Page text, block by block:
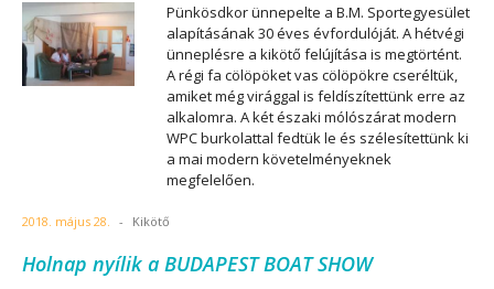
Pünkösdkor ünnepelte a B.M. Sportegyesület
alapításának 30 éves évfordulóját. A hétvégi
ünneplésre a kikötő felújítása is megtörtént.
A régi fa cölöpöket vas cölöpökre cseréltük,
amiket még virággal is feldíszítettünk erre az
alkalomra. A két északi mólószárat modern
WPC burkolattal fedtük le és szélesítettünk ki
a mai modern követelményeknek
megfelelően.
2018. május 28. - Kikötő
Holnap nyílik a BUDAPEST BOAT SHOW